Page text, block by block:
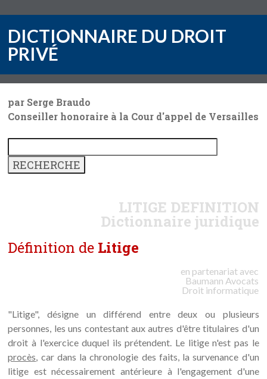
DICTIONNAIRE DU DROIT
PRIVÉ
par Serge Braudo
Conseiller honoraire à la Cour d'appel de Versailles
LITIGE DEFINITION
Dictionnaire juridique
Définition de Litige
en partenariat avec
Baumann Avocats
Droit informatique
"Litige", désigne un différend entre deux ou plusieurs
personnes, les uns contestant aux autres d'être titulaires d'un
droit à l'exercice duquel ils prétendent. Le litige n'est pas le
procès, car dans la chronologie des faits, la survenance d'un
litige est nécessairement antérieure à l'engagement d'une